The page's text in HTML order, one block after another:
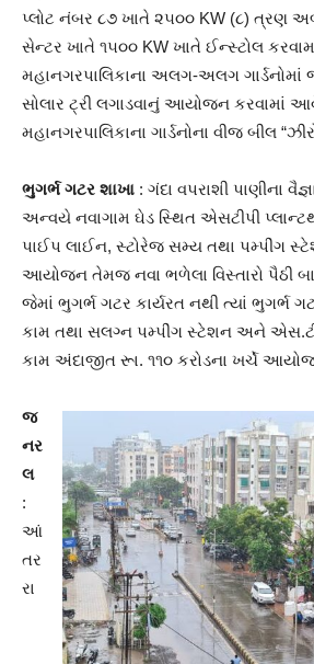
પ્લોટ નંબર ૮૭ ખાતે ૨૫૦૦ KW (૮) ત્રણ
સેન્ટર ખાતે ૧૫૦૦ KW ખાતે ઈન્સ્ટોલ
મહાનગરપાલિકાના અલગ-અલગ
સોલાર ટ્રી લગાડવાનું આયોજન કરવામાં
મહાનગરપાલિકાના ગાર્ડનોના વીજ બીલ
ભુગર્ભ ગટર શાખા : ગંદા વપરાશી પાણીના
અન્વયે નવાગામ ઘેડ સ્થિત એસટીપી
પાઈપ લાઈન, સ્ટોરેજ સમ્ય તથા પમ્પીંગ
આયોજન તેમજ નવા ભળેલા વિસ્તારો પૈઠી
જેમાં ભુગર્ભ ગટર કાર્યરત નથી ત્યાં ભુગર્ભ
કામ તથા સલગ્ન પમ્પીંગ સ્ટેશન અને
કામ અંદાજીત રૂા. ૧૧૦ કરોડના ખર્ચે
જ
નર
લ
:
આં
તર
રા